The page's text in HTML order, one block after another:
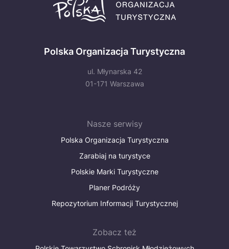
Polska Organizacja Turystyczna
ul. Młynarska 42
01-171 Warszawa
Nasze serwisy
Polska Organizacja Turystyczna
Zarabiaj na turystyce
Polskie Marki Turystyczne
Planer Podróży
Repozytorium Informacji Turystycznej
Zobacz też